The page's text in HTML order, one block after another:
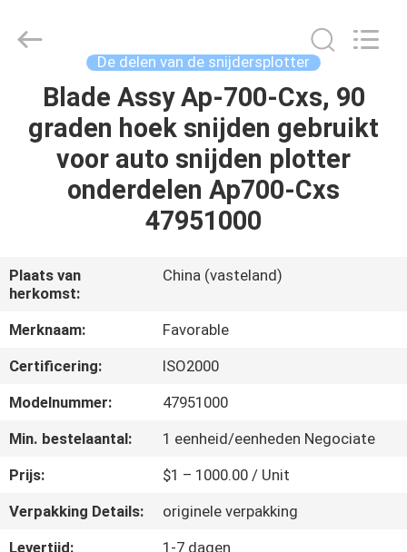
HUIS
PRODUCTEN
FABRIEKSREIS
KWALITEITSCONTROLE
CONTACTEER
ONS
NIEUWS
CO.,LTD.
De delen van de snijdersplotter
Blade Assy Ap-700-Cxs, 90
graden hoek snijden gebruikt
voor auto snijden plotter
onderdelen Ap700-Cxs
47951000
Plaats van
herkomst:
China (vasteland)
Merknaam:
Favorable
Certificering:
ISO2000
Modelnummer:
47951000
Min. bestelaantal:
1 eenheid/eenheden Negociate
Prijs:
$1 – 1000.00 / Unit
Verpakking Details:
originele verpakking
Levertijd:
1-7 dagen